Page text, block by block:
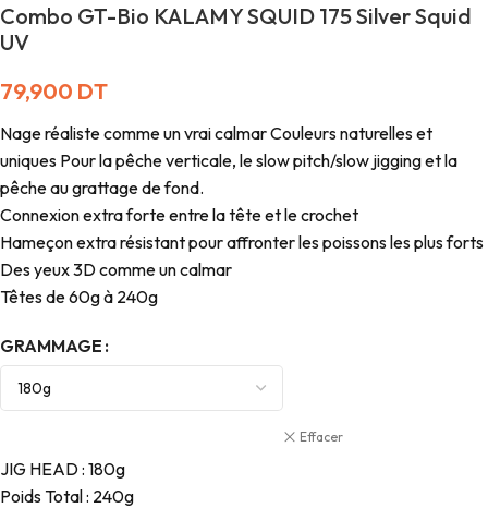
Combo GT-Bio KALAMY SQUID 175 Silver Squid
UV
79,900 DT
Nage réaliste comme un vrai calmar Couleurs naturelles et
uniques Pour la pêche verticale, le slow pitch/slow jigging et la
pêche au grattage de fond.
Connexion extra forte entre la tête et le crochet
Hameçon extra résistant pour affronter les poissons les plus forts
Des yeux 3D comme un calmar
Têtes de 60g à 240g
GRAMMAGE
Effacer
JIG HEAD : 180g
Poids Total : 240g